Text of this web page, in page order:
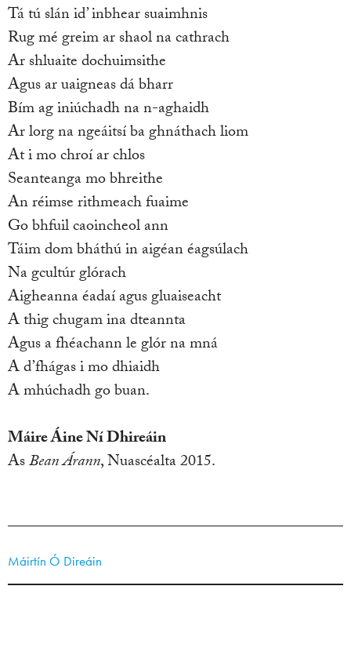
Tá tú slán id’ inbhear suaimhnis
Rug mé greim ar shaol na cathrach
Ar shluaite dochuimsithe
Agus ar uaigneas dá bharr
Bím ag iniúchadh na n-aghaidh
Ar lorg na ngeáitsí ba ghnáthach liom
At i mo chroí ar chlos
Seanteanga mo bhreithe
An réimse rithmeach fuaime
Go bhfuil caoincheol ann
Táim dom bháthú in aigéan éagsúlach
Na gcultúr glórach
Aigheanna éadaí agus gluaiseacht
A thig chugam ina dteannta
Agus a fhéachann le glór na mná
A d’fhágas i mo dhiaidh
A mhúchadh go buan.
Máire Áine Ní Dhireáin
AsBean Árann, Nuascéalta 2015.
Máirtín Ó Direáin